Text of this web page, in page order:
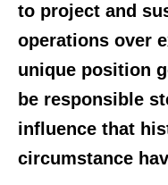
to project and
operations over
unique position
be responsible
influence that
circumstance